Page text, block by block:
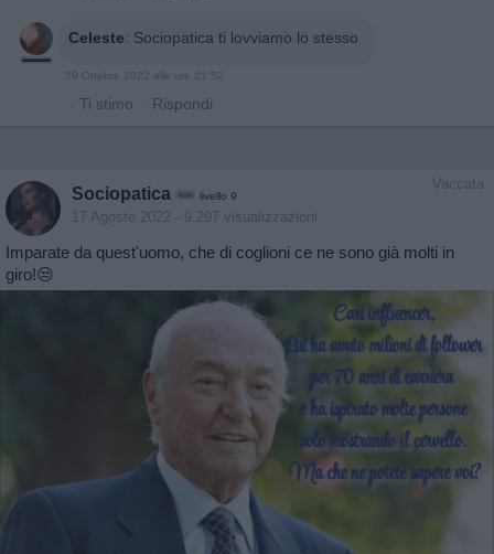
Celeste: Sociopatica ti lovviamo lo stesso
29 Ottobre 2022 alle ore 21:52
· Ti stimo · Rispondi
Vaccata
Sociopatica livello 9
17 Agosto 2022 - 9.297 visualizzazioni
Imparate da quest'uomo, che di coglioni ce ne sono già molti in
giro!😒